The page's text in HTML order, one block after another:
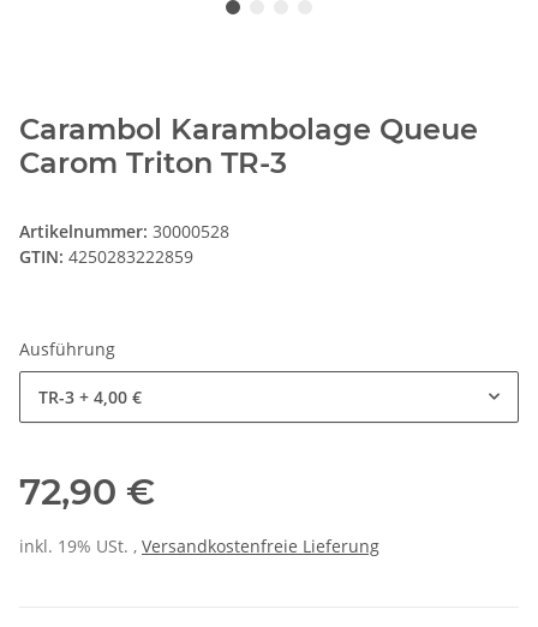
Carambol Karambolage Queue
Carom Triton TR-3
Artikelnummer: 30000528
GTIN: 4250283222859
Ausführung
TR-3 + 4,00 €
72,90 €
inkl. 19% USt. , Versandkostenfreie Lieferung